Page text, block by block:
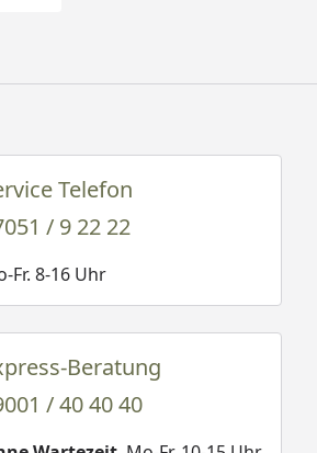
Telefon
/ 9 22 22
Fr. 8-16 Uhr
Beratung
/ 40 40 40